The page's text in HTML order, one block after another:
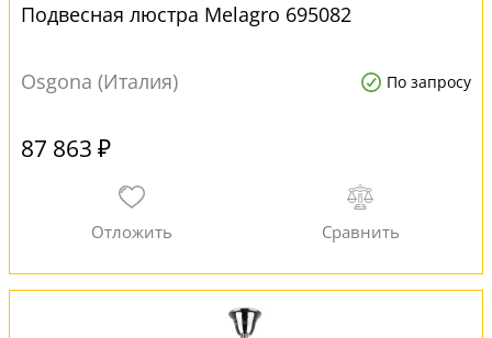
Подвесная люстра Melagro 695082
Osgona (Италия) По запросу
87 863 ₽